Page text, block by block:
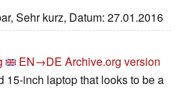
Sehr kurz, Datum: 27.01.2016
EN→DE Archive.org version
15-inch laptop that looks to be a